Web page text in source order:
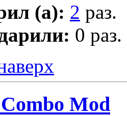
(а): 2 раз.
0 раз.
Mod